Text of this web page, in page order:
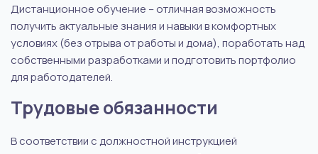
Дистанционное обучение – отличная возможность
получить актуальные знания и навыки в комфортных
условиях (без отрыва от работы и дома), поработать над
собственными разработками и подготовить портфолио
для работодателей.
Трудовые обязанности
В соответствии с должностной инструкцией